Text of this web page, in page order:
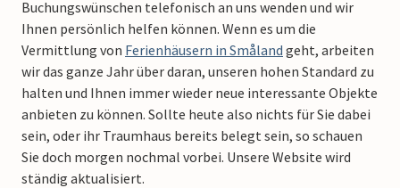
Buchungswünschen telefonisch an uns wenden und wir
Ihnen persönlich helfen können. Wenn es um die
Vermittlung von Ferienhäusern in Småland geht, arbeiten
wir das ganze Jahr über daran, unseren hohen Standard zu
halten und Ihnen immer wieder neue interessante Objekte
anbieten zu können. Sollte heute also nichts für Sie dabei
sein, oder ihr Traumhaus bereits belegt sein, so schauen
Sie doch morgen nochmal vorbei. Unsere Website wird
ständig aktualisiert.